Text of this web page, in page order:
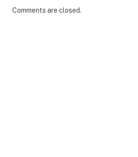
Comments are closed.